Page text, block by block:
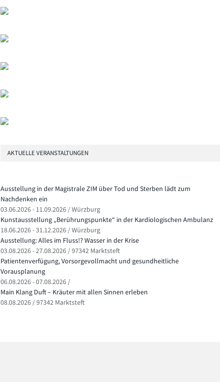
AKTUELLE VERANSTALTUNGEN
Ausstellung in der Magistrale ZIM über Tod und Sterben lädt zum
Nachdenken ein
03.06.2026 - 11.09.2026 / Würzburg
Kunstausstellung „Berührungspunkte“ in der Kardiologischen Ambulanz
18.06.2026 - 31.12.2026 / Würzburg
Ausstellung: Alles im Fluss!? Wasser in der Krise
03.08.2026 - 27.08.2026 / 97342 Marktsteft
Patientenverfügung, Vorsorgevollmacht und gesundheitliche
Vorausplanung
06.08.2026 - 07.08.2026 /
Main Klang Duft – Kräuter mit allen Sinnen erleben
08.08.2026 / 97342 Marktsteft